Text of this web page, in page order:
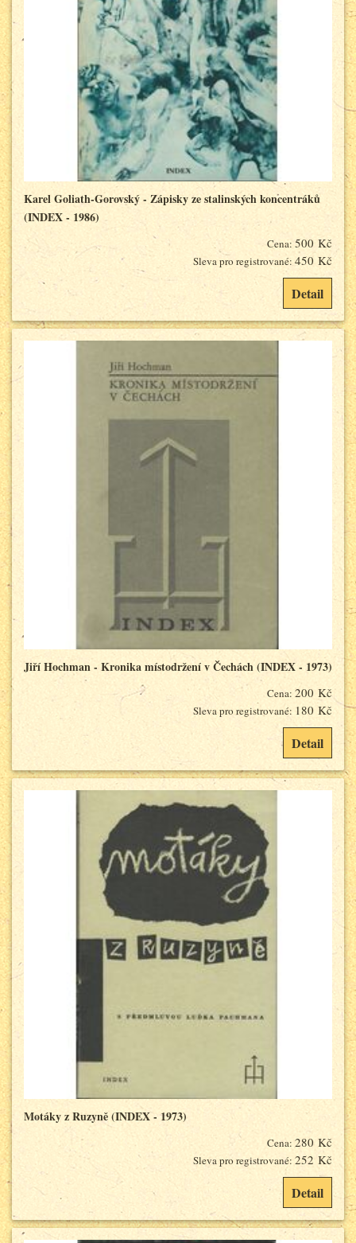
Karel Goliath-Gorovský - Zápisky ze stalinských koncentráků
(INDEX - 1986)
Cena: 500 Kč
Sleva pro registrované: 450 Kč
Detail
Jiří Hochman - Kronika místodržení v Čechách (INDEX - 1973)
Cena: 200 Kč
Sleva pro registrované: 180 Kč
Detail
Motáky z Ruzyně (INDEX - 1973)
Cena: 280 Kč
Sleva pro registrované: 252 Kč
Detail